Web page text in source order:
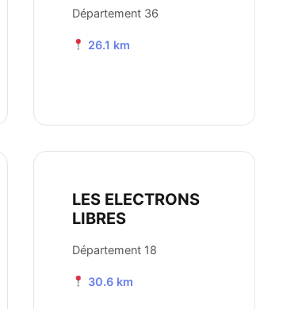
Département 36
26.1 km
LES ELECTRONS
LIBRES
Département 18
30.6 km